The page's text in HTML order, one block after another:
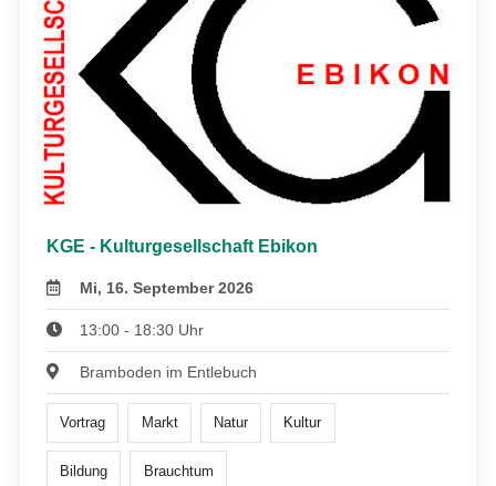
KGE - Kulturgesellschaft Ebikon
Mi, 16. September 2026
13:00 - 18:30 Uhr
Bramboden im Entlebuch
Vortrag Markt Natur Kultur
Bildung Brauchtum